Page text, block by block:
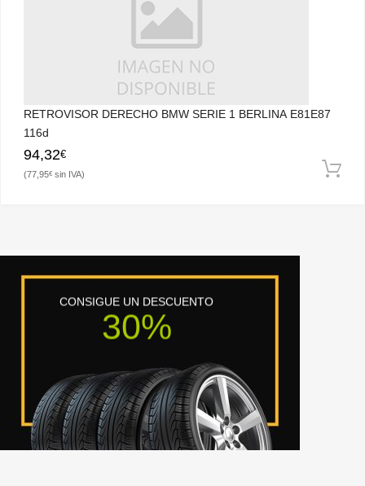
RETROVISOR DERECHO BMW SERIE 1 BERLINA E81E87
116d
94,32€
77,95€
CONSIGUE UN DESCUENTO
30%